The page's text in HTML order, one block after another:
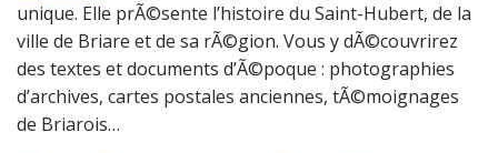
unique. Elle prÃ©sente l’histoire du Saint-Hubert, de la
ville de Briare et de sa rÃ©gion. Vous y dÃ©couvrirez
des textes et documents d’Ã©poque : photographies
d’archives, cartes postales anciennes, tÃ©moignages
de Briarois…